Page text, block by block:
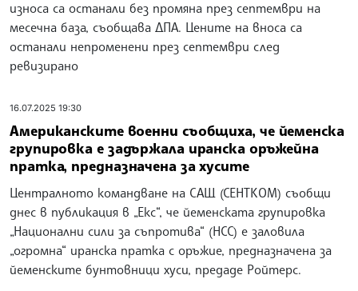
износа са останали без промяна през септември на
месечна база, съобщава ДПА. Цените на вноса са
останали непроменени през септември след
ревизирано
16.07.2025 19:30
Американските военни съобщиха, че йеменска
групировка е задържала иранска оръжейна
пратка, предназначена за хусите
Централното командване на САЩ (СЕНТКОМ) съобщи
днес в публикация в „Екс“, че йеменската групировка
„Национални сили за съпротива“ (НСС) е заловила
„огромна“ иранска пратка с оръжие, предназначена за
йеменските бунтовници хуси, предаде Ройтерс.